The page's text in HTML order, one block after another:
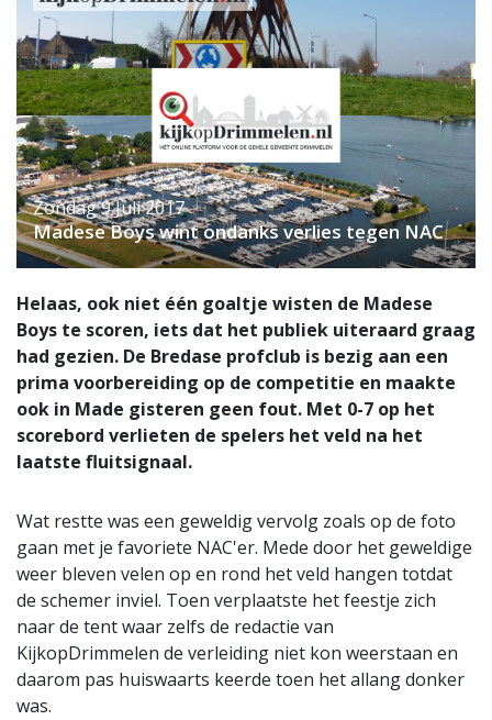
Zondag 9 Juli 2017
Madese Boys wint ondanks verlies tegen NAC
Helaas, ook niet één goaltje wisten de Madese
Boys te scoren, iets dat het publiek uiteraard graag
had gezien. De Bredase profclub is bezig aan een
prima voorbereiding op de competitie en maakte
ook in Made gisteren geen fout. Met 0-7 op het
scorebord verlieten de spelers het veld na het
laatste fluitsignaal.
Wat restte was een geweldig vervolg zoals op de foto
gaan met je favoriete NAC'er. Mede door het geweldige
weer bleven velen op en rond het veld hangen totdat
de schemer inviel. Toen verplaatste het feestje zich
naar de tent waar zelfs de redactie van
KijkopDrimmelen de verleiding niet kon weerstaan en
daarom pas huiswaarts keerde toen het allang donker
was.